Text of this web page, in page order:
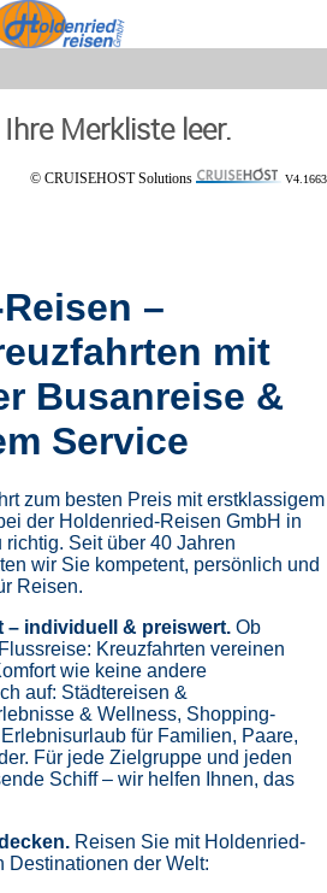
Merkliste leer.
© CRUISEHOST Solutions V4.1663
–
mit
Busanreise &
Service
zum besten Preis mit erstklassigem
der Holdenried-Reisen GmbH in
Seit über 40 Jahren
wir Sie kompetent, persönlich und
Reisen.
– individuell & preiswert. Ob
Kreuzfahrten vereinen
wie keine andere
auf: Städtereisen &
& Wellness, Shopping-
Erlebnisurlaub für Familien, Paare,
Für jede Zielgruppe und jeden
Schiff – wir helfen Ihnen, das
Reisen Sie mit Holdenried-
Destinationen der Welt: